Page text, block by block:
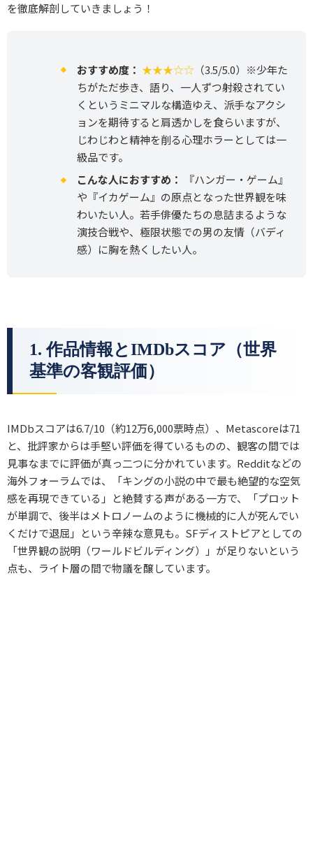
を徹底解剖していきましょう！
おすすめ度： ★★★☆☆ （3.5/5.0）※少年た
ちがただ歩き、語り、一人ずつ射殺されてい
くというミニマルな構造ゆえ、派手なアクシ
ョンを期待すると肩透かしを食らいますが、
じわじわと精神を削る心理ホラーとしては一
級品です。
こんな人におすすめ：
『ハンガー・ゲーム』
や『イカゲーム』の原点となった世界観を味
わいたい人。若手俳優たちの息詰まるような
演技合戦や、極限状態での男の友情（バディ
感）に胸を熱くしたい人。
1. 作品情報とIMDbスコア（世界
基準の客観評価）
IMDbスコアは6.7/10（約12万6,000票時点）、Metascoreは71
と、批評家からは手堅い評価を得ているものの、観客の間では
見事なまでに評価が真っ二つに分かれています。Redditなどの
海外フォーラムでは、「キングの小説の中で最も絶望的な空気
感を再現できている」と絶賛する声がある一方で、「プロット
が単調で、後半はメトロノームのように機械的に人が死んでい
くだけで退屈」という辛辣な意見も。SFディストピアとしての
「世界観の説明（ワールドビルディング）」が足りないという
点も、ライト層の間で物議を醸しています。